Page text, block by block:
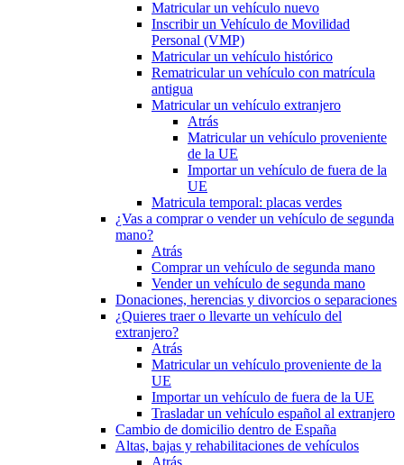
Matricular un vehículo nuevo
Inscribir un Vehículo de Movilidad
Personal (VMP)
Matricular un vehículo histórico
Rematricular un vehículo con matrícula
antigua
Matricular un vehículo extranjero
Atrás
Matricular un vehículo proveniente
de la UE
Importar un vehículo de fuera de la
UE
Matricula temporal: placas verdes
¿Vas a comprar o vender un vehículo de segunda
mano?
Atrás
Comprar un vehículo de segunda mano
Vender un vehículo de segunda mano
Donaciones, herencias y divorcios o separaciones
¿Quieres traer o llevarte un vehículo del
extranjero?
Atrás
Matricular un vehículo proveniente de la
UE
Importar un vehículo de fuera de la UE
Trasladar un vehículo español al extranjero
Cambio de domicilio dentro de España
Altas, bajas y rehabilitaciones de vehículos